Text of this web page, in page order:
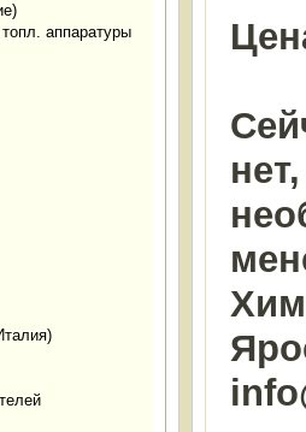
аппаратуры
(Италия)